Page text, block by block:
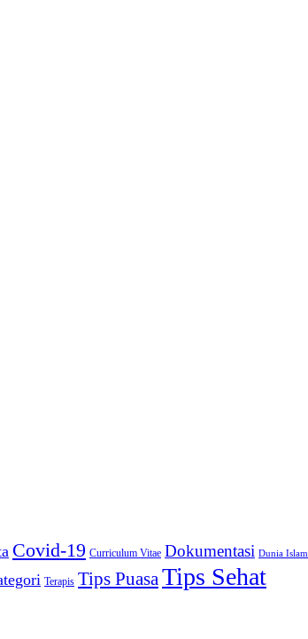
Covid-19 Curriculum Vitae Dokumentasi Dunia Islam
Terapis Tips PuasaTips Sehat